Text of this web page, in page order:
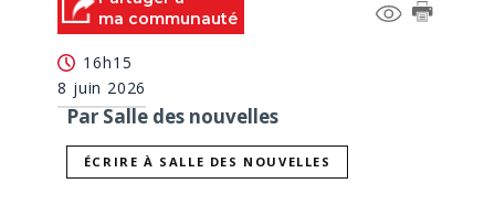
ma communauté
16h15
8 juin 2026
Par Salle des nouvelles
ÉCRIRE À SALLE DES NOUVELLES